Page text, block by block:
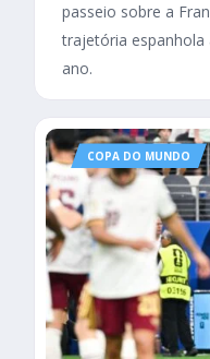
passeio sobre a
trajetória espanhola
ano.
COPA DO MUNDO